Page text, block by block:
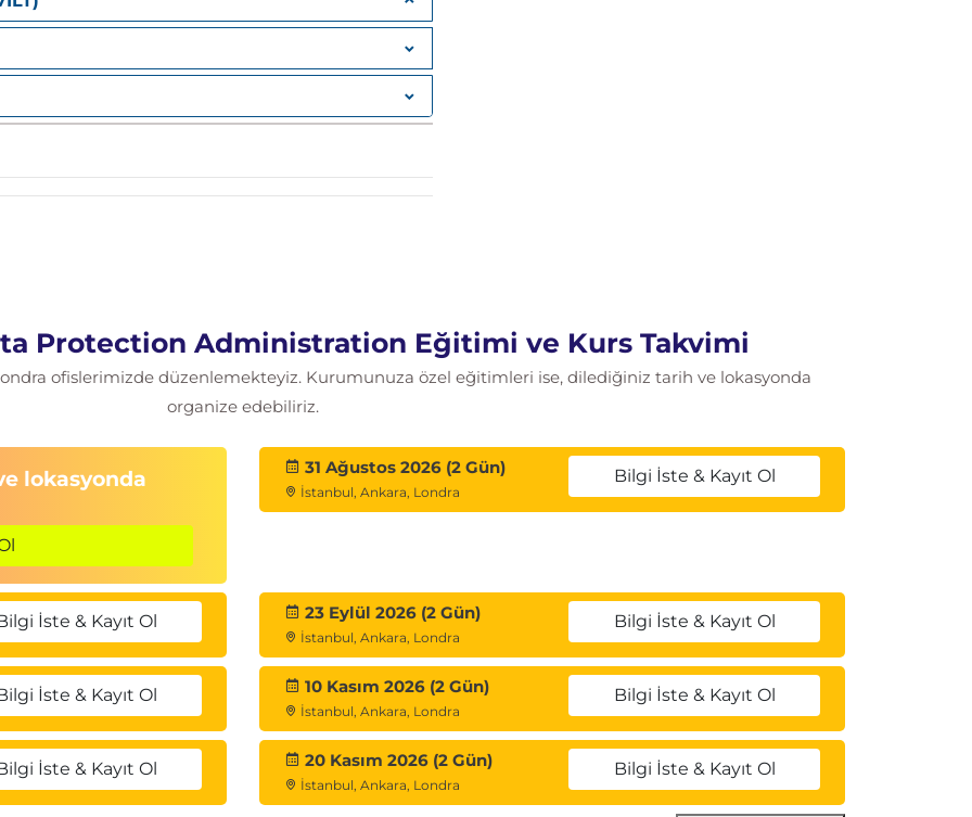
(SVM DR)
VM peering
volumes
Protection Administration Eğitimi ve Kurs Takvimi
ofislerimizde düzenlemekteyiz. Kurumunuza özel eğitimleri ise, dilediğiniz tarih ve lokasyonda
organize edebiliriz.
lokasyonda
31 Ağustos 2026 (2 Gün)
İstanbul, Ankara, Londra
Bilgi İste & Kayıt Ol
İste & Kayıt Ol 23 Eylül 2026 (2 Gün)
İstanbul, Ankara, Londra
Bilgi İste & Kayıt Ol
İste & Kayıt Ol 10 Kasım 2026 (2 Gün)
İstanbul, Ankara, Londra
Bilgi İste & Kayıt Ol
İste & Kayıt Ol 20 Kasım 2026 (2 Gün)
İstanbul, Ankara, Londra
Bilgi İste & Kayıt Ol